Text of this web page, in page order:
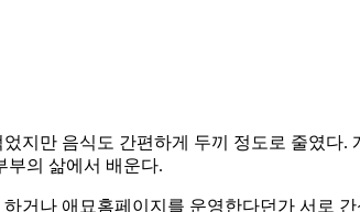
지만 음식도 간편하게 두끼 정도로 줄였다
부의 삶에서 배운다.
거나 애묘홈페이지를 운영한다던가 서로